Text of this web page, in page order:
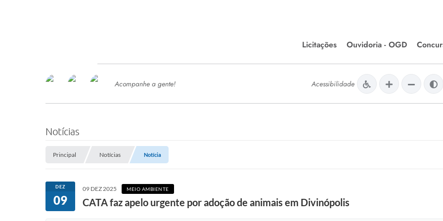
Licitações
Editais de Licitações
Chamamentos Públicos
Ouvidoria - OGD
SERVIÇOS
SEMED
Processo de Contratação -
Concursos e Processos Seletivos
Esporte
Meio Ambiente
Acompanhe a gente! Acessibilidade
Notícias
Principal Notícias Notícia
DEZ
09
09 DEZ 2025 MEIO AMBIENTE
CATA faz apelo urgente por adoção de animais em Divinópolis